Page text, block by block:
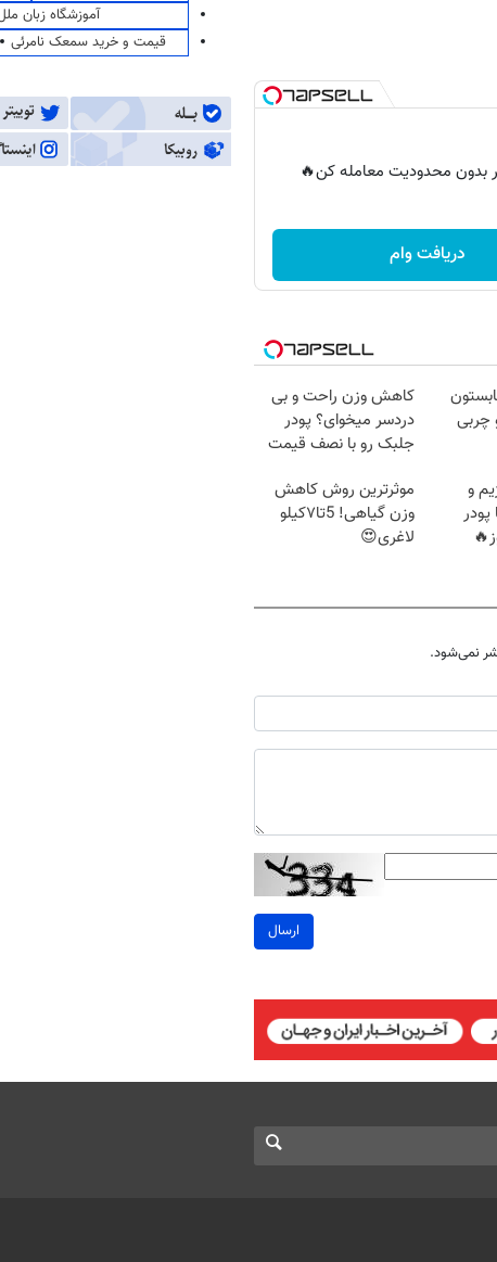
بدون محدودیت معامله کن🔥
دریافت وام
چربی
کاهش وزن راحت و بی
دردسر میخوای؟ پودر
جلبک رو با نصف قیمت
و
موثرترین روش کاهش
وزن گیاهی! 5تا۷کیلو
لاغری😍
نمی‌شود.
ارسال
آموزشگاه زبان
قیمت و خرید سمعک نامرئی